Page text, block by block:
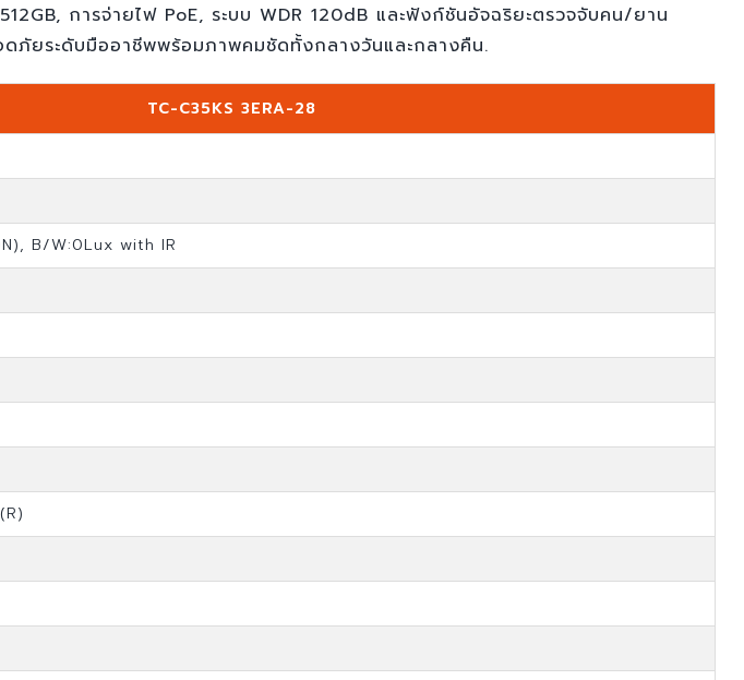
การจ่ายไฟ PoE, ระบบ WDR 120dB และฟังก์ชันอัจฉริยะตรวจจับคน/ยาน
ภัยระดับมืออาชีพพร้อมภาพคมชัดทั้งกลางวันและกลางคืน.
TC-C35KS 3ERA-28
B/W:0Lux with IR